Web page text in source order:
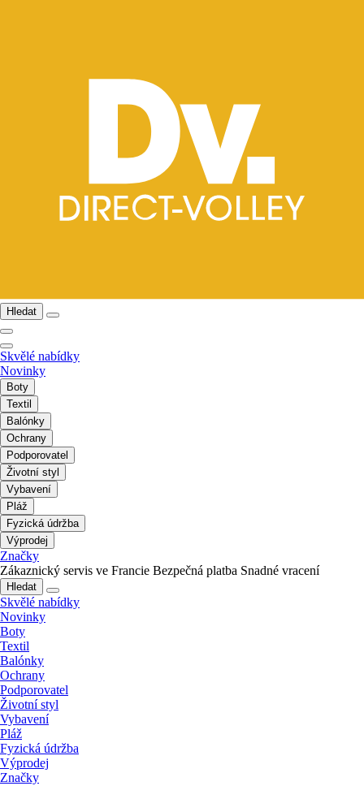
Hledat
Skvělé nabídky
Novinky
Boty
Textil
Balónky
Ochrany
Podporovatel
Životní styl
Vybavení
Pláž
Fyzická údržba
Výprodej
Značky
Zákaznický servis ve Francie Bezpečná platba Snadné vracení
Hledat
Skvělé nabídky
Novinky
Boty
Textil
Balónky
Ochrany
Podporovatel
Životní styl
Vybavení
Pláž
Fyzická údržba
Výprodej
Značky